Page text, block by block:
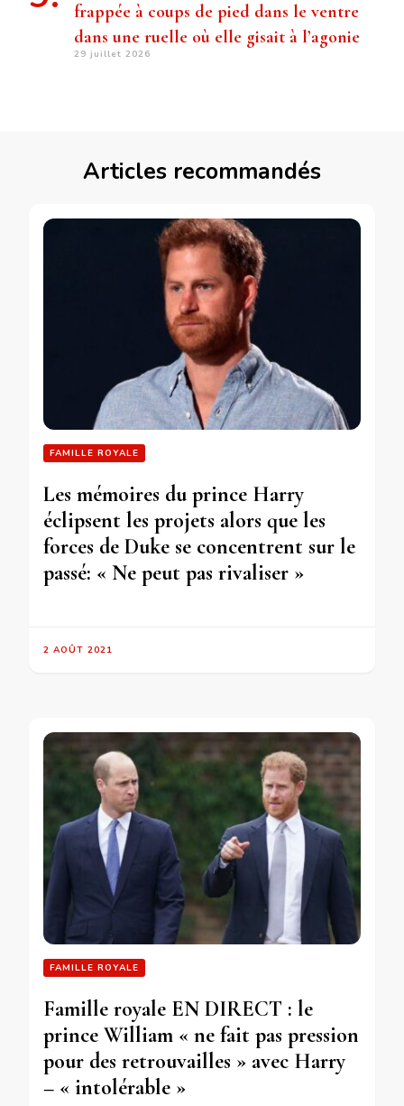
frappée à coups de pied dans le ventre
dans une ruelle où elle gisait à l’agonie
29 juillet 2026
Articles recommandés
FAMILLE ROYALE
Les mémoires du prince Harry
éclipsent les projets alors que les
forces de Duke se concentrent sur le
passé: « Ne peut pas rivaliser »
2 AOÛT 2021
FAMILLE ROYALE
Famille royale EN DIRECT : le
prince William « ne fait pas pression
pour des retrouvailles » avec Harry
– « intolérable »